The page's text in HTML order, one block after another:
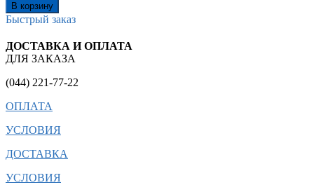
В корзину
Быстрый заказ
ДОСТАВКА И ОПЛАТА
ДЛЯ ЗАКАЗА
(044) 221-77-22
ОПЛАТА
УСЛОВИЯ
ДОСТАВКА
УСЛОВИЯ